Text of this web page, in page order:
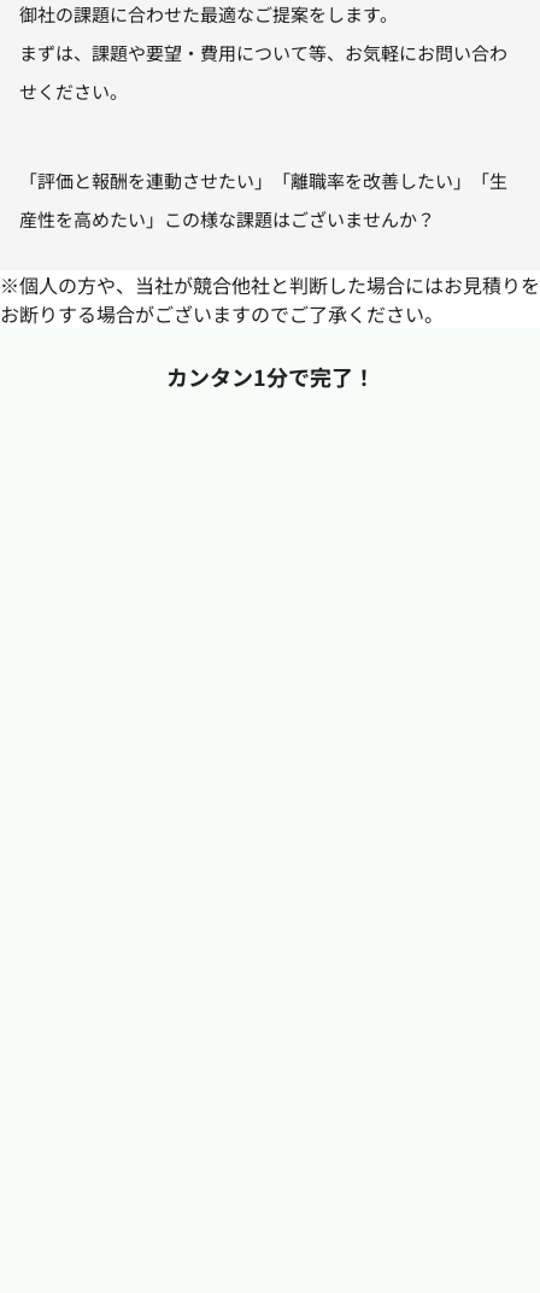
御社の課題に合わせた最適なご提案をします。
まずは、課題や要望・費用について等、お気軽にお問い合わ
せください。
「評価と報酬を連動させたい」「離職率を改善したい」「生
産性を高めたい」この様な課題はございませんか？
※個人の方や、当社が競合他社と判断した場合にはお見積りを
お断りする場合がございますのでご了承ください。
カンタン1分で完了！